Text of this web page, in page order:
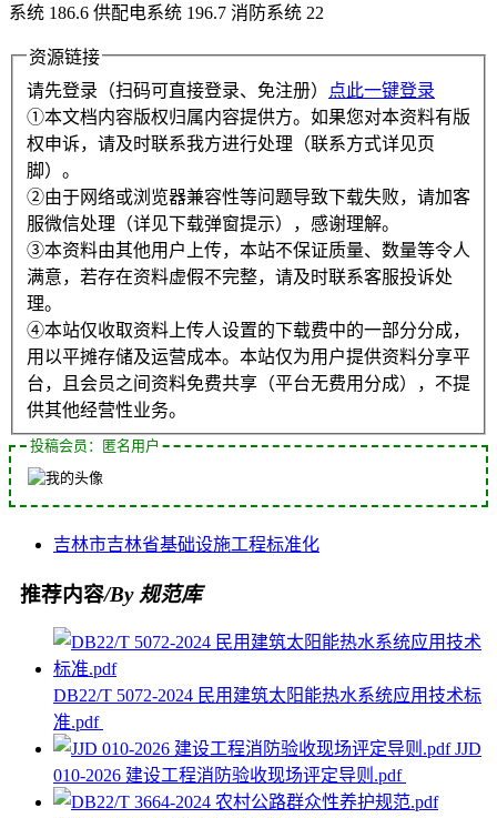
系统 186.6 供配电系统 196.7 消防系统 22
资源链接
请先登录（扫码可直接登录、免注册）
点此一键登录
①本文档内容版权归属内容提供方。如果您对本资料有版
权申诉，请及时联系我方进行处理（联系方式详见页
脚）。
②由于网络或浏览器兼容性等问题导致下载失败，请加客
服微信处理（详见下载弹窗提示），感谢理解。
③本资料由其他用户上传，本站不保证质量、数量等令人
满意，若存在资料虚假不完整，请及时联系客服投诉处
理。
④本站仅收取资料上传人设置的下载费中的一部分分成，
用以平摊存储及运营成本。本站仅为用户提供资料分享平
台，且会员之间资料免费共享（平台无费用分成），不提
供其他经营性业务。
投稿会员：匿名用户
吉林市吉林省基础设施工程标准化
推荐内容/By 规范库
DB22/T 5072-2024 民用建筑太阳能热水系统应用技术标
准.pdf
JJD
010-2026 建设工程消防验收现场评定导则.pdf